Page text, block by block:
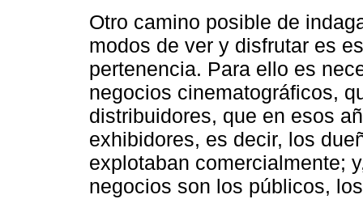
Otro camino posible de
modos de ver y disfrutar es
pertenencia. Para ello es
negocios cinematográficos,
distribuidores, que en esos
exhibidores, es decir, los
explotaban comercialmente;
negocios son los públicos,